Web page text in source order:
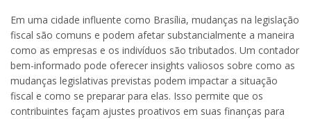
Em uma cidade influente como Brasília, mudanças na legislação
fiscal são comuns e podem afetar substancialmente a maneira
como as empresas e os indivíduos são tributados. Um contador
bem-informado pode oferecer insights valiosos sobre como as
mudanças legislativas previstas podem impactar a situação
fiscal e como se preparar para elas. Isso permite que os
contribuintes façam ajustes proativos em suas finanças para